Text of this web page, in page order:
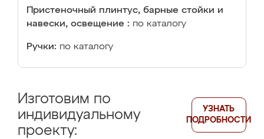
Пристеночный плинтус, барные стойки и
навески, освещение : по каталогу
Ручки: по каталогу
Изготовим по
индивидуальному
проекту:
УЗНАТЬ
ПОДРОБНОСТИ